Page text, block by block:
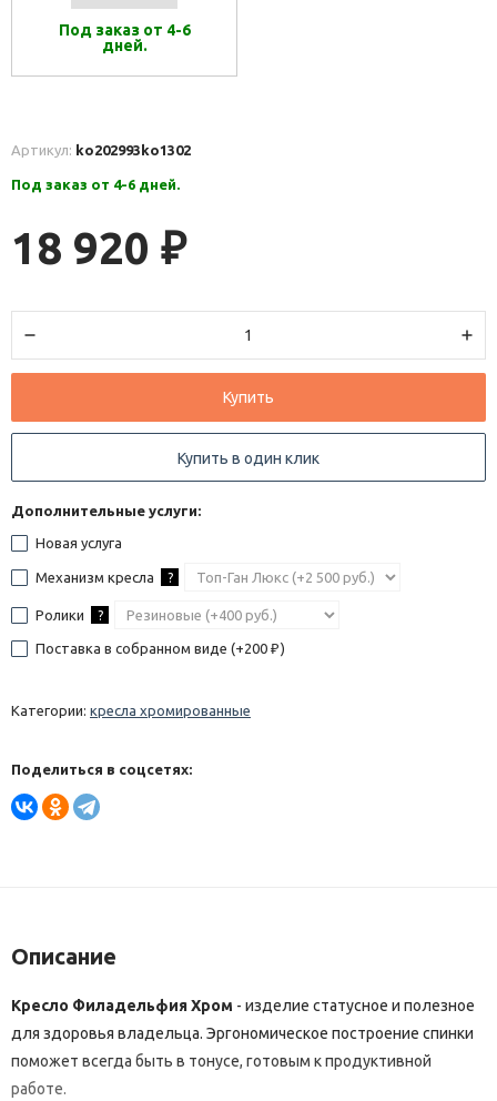
Под заказ от 4-6
дней.
Артикул: ko202993ko1302
Под заказ от 4-6 дней.
18 920 ₽
Купить
Купить в один клик
Дополнительные услуги:
Новая услуга
Механизм кресла ?
Ролики ?
Поставка в собранном виде (+200 ₽ )
Категории: кресла хромированные
Поделиться в соцсетях:
Описание
Кресло Филадельфия Хром - изделие статусное и полезное
для здоровья владельца. Эргономическое построение спинки
поможет всегда быть в тонусе, готовым к продуктивной
работе.